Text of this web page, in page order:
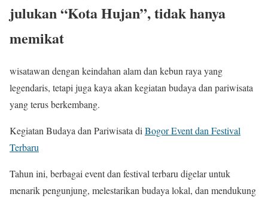
julukan “Kota Hujan”, tidak hanya
memikat
wisatawan dengan keindahan alam dan kebun raya yang
legendaris, tetapi juga kaya akan kegiatan budaya dan pariwisata
yang terus berkembang.
Kegiatan Budaya dan Pariwisata di Bogor Event dan Festival
Terbaru
Tahun ini, berbagai event dan festival terbaru digelar untuk
menarik pengunjung, melestarikan budaya lokal, dan mendukung